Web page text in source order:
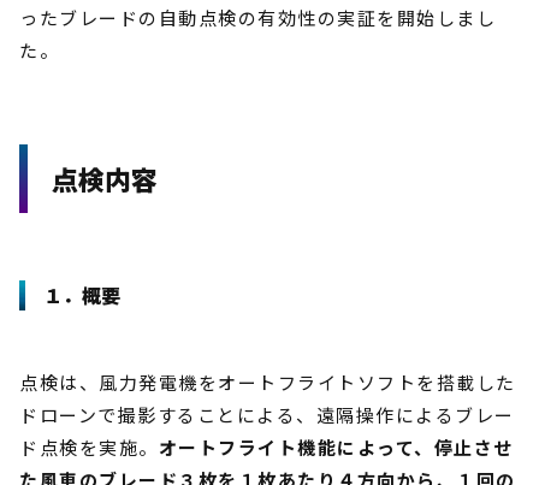
ったブレードの自動点検の有効性の実証を開始しまし
た。
点検内容
１．概要
点検は、風力発電機をオートフライトソフトを搭載した
ドローンで撮影することによる、遠隔操作によるブレー
ド点検を実施。 オートフライト機能によって、停止させ
た風車のブレード３枚を１枚あたり４方向から、１回の